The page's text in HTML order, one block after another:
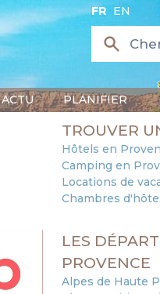
FR EN
ACTU PLANIFIER
TROUVER
Hôtels en
Camping en
Locations de
Chambres
LES
PROVENCE
Alpes de Haute